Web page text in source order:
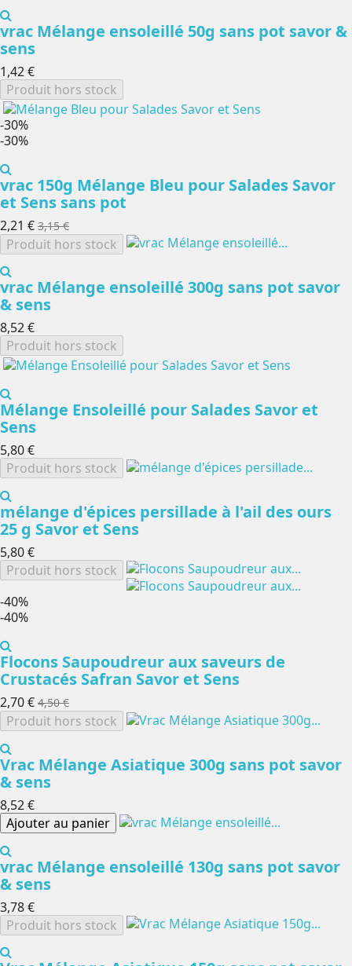
vrac Mélange ensoleillé 50g sans pot savor &
sens
1,42 €
Produit hors stock
-30%
-30%
vrac 150g Mélange Bleu pour Salades Savor
et Sens sans pot
2,21 € 3,15 €
Produit hors stock
vrac Mélange ensoleillé 300g sans pot savor
& sens
8,52 €
Produit hors stock
Mélange Ensoleillé pour Salades Savor et
Sens
5,80 €
Produit hors stock
mélange d'épices persillade à l'ail des ours
25 g Savor et Sens
5,80 €
Produit hors stock
-40%
-40%
Flocons Saupoudreur aux saveurs de
Crustacés Safran Savor et Sens
2,70 € 4,50 €
Produit hors stock
Vrac Mélange Asiatique 300g sans pot savor
& sens
8,52 €
Ajouter au panier
vrac Mélange ensoleillé 130g sans pot savor
& sens
3,78 €
Produit hors stock